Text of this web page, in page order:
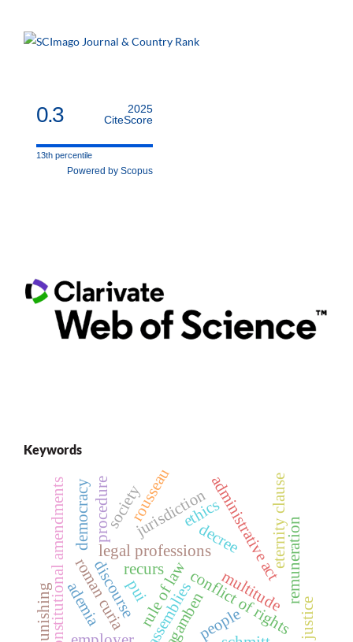
0.3
2025
CiteScore
13th percentile
Powered by Scopus
Keywords
ethics
legal professions
discourse
jurisdiction
recurs
roman curia
decree
administrative act
procedure
democracy
rule of law
eternity clause
constitutional amendments assembliesconflict of rights
agamben
ademia people
multitude
rousseau
punishing
remuneration
pui
justice
society